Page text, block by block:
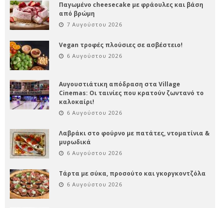
Παγωμένο cheesecake με φράουλες και βάση
από βρώμη
7 Αυγούστου 2026
Vegan τροφές πλούσιες σε ασβέστειο!
6 Αυγούστου 2026
Αυγουστιάτικη απόδραση στα Village
Cinemas: Οι ταινίες που κρατούν ζωντανό το
καλοκαίρι!
6 Αυγούστου 2026
Λαβράκι στο φούρνο με πατάτες, ντοματίνια &
μυρωδικά
6 Αυγούστου 2026
Τάρτα με σύκα, προσούτο και γκοργκοντζόλα
6 Αυγούστου 2026